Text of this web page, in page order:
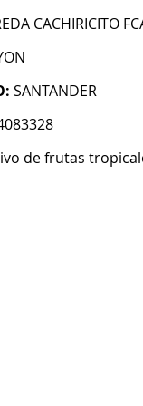
CACHIRICITO
SANTANDER
de frutas